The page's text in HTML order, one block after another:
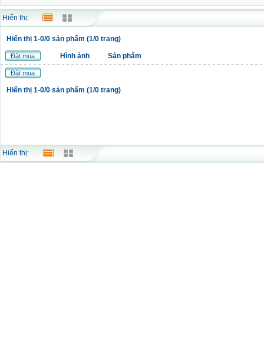
Hiển thị:
Hiển thị 1-0/0 sản phẩm (1/0 trang)
Đặt mua Hình ảnh Sản phẩm
Đặt mua
Hiển thị 1-0/0 sản phẩm (1/0 trang)
Hiển thị: